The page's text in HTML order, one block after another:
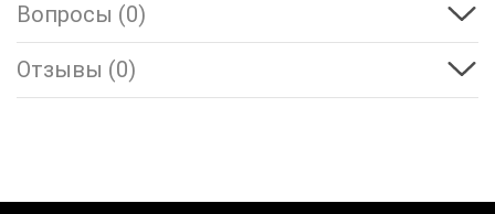
Вопросы (0)
Отзывы (0)